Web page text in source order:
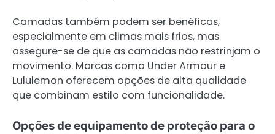
Camadas também podem ser benéficas,
especialmente em climas mais frios, mas
assegure-se de que as camadas não restrinjam o
movimento. Marcas como Under Armour e
Lululemon oferecem opções de alta qualidade
que combinam estilo com funcionalidade.
Opções de equipamento de proteção para o